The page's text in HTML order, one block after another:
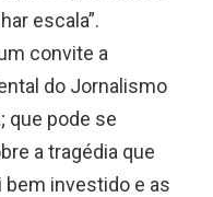
escala”.
convite a
do Jornalismo
que pode se
a tragédia que
investido e as